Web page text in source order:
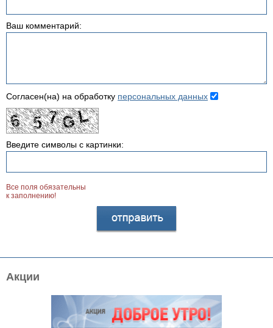
Акции
Ваш комментарий:
Согласен(на) на обработку персональных данных
Введите символы с картинки:
Все поля обязательны
к заполнению!